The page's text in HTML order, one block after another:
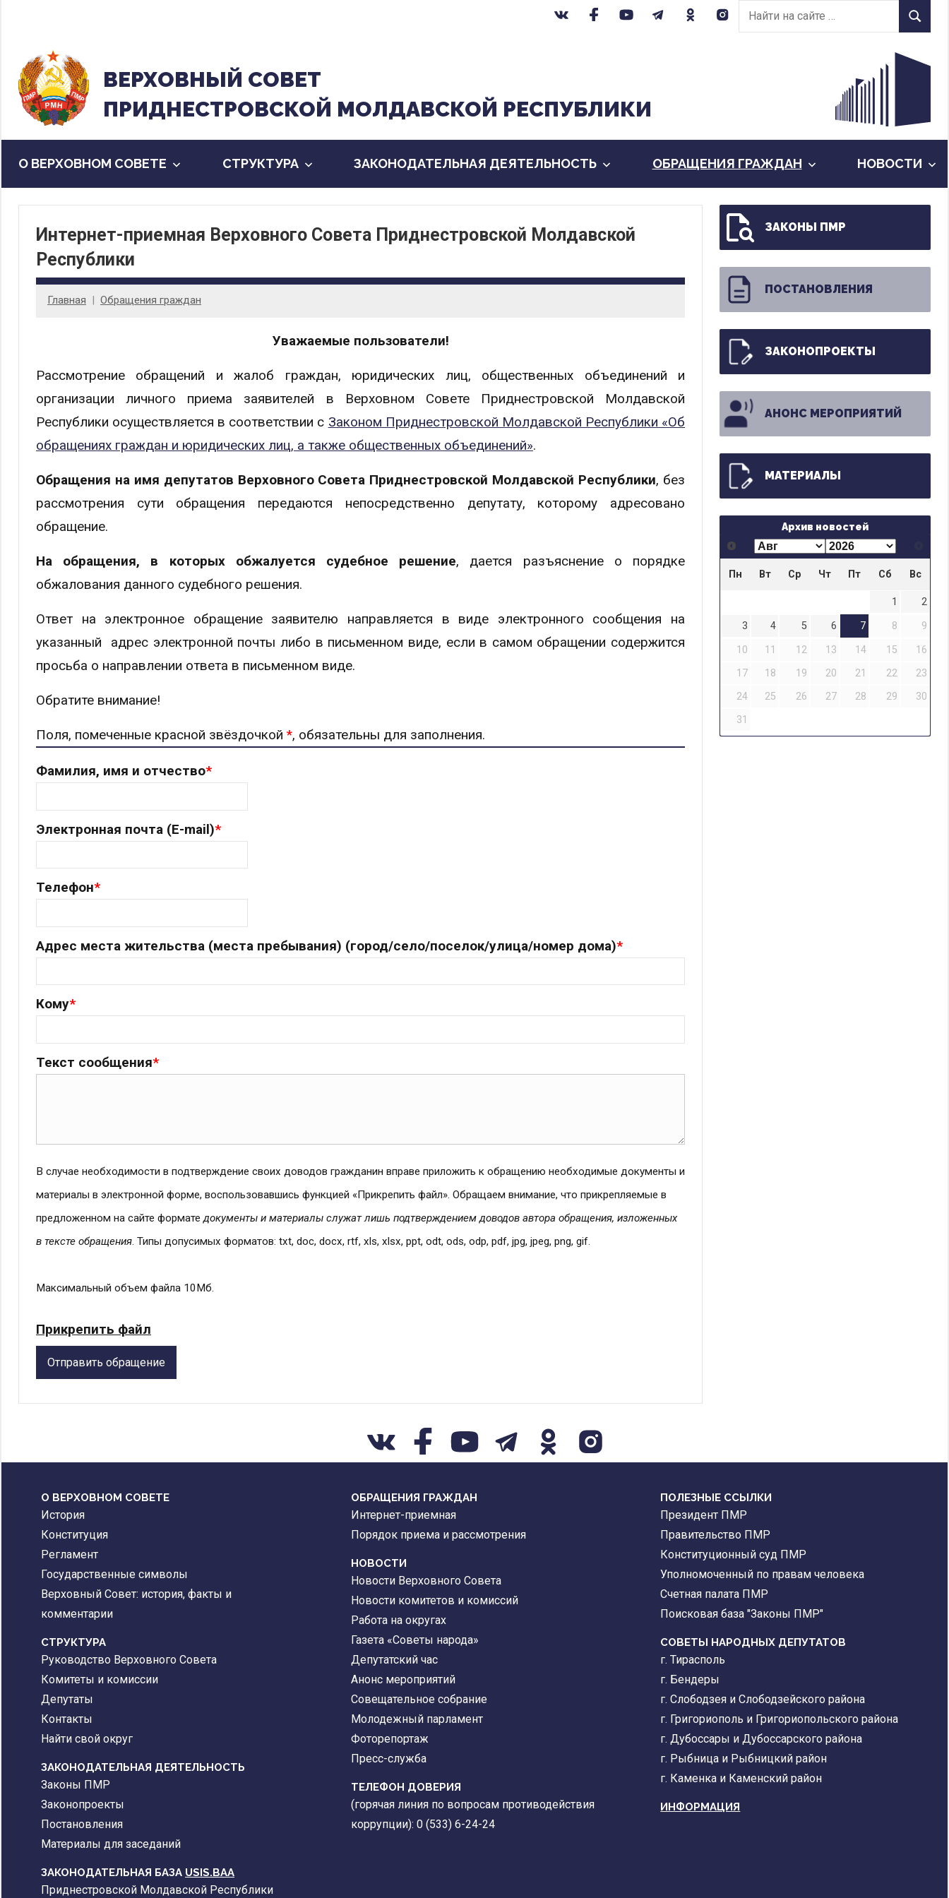
содержанию
Найти
на
Найти
ВЕРХОВНЫЙ CОВЕТ
ПРИДНЕСТРОВСКОЙ МОЛДАВСКОЙ РЕСПУБЛИКИ
О ВЕРХОВНОМ СОВЕТЕ CТРУКТУРА ЗАКОНОДАТЕЛЬНАЯ ДЕЯТЕЛЬНОСТЬ ОБРАЩЕНИЯ ГРАЖДАН НОВОСТИ
Интернет-приемная Верховного Совета Приднестровской Молдавской
Республики
Главная Обращения граждан
Уважаемые пользователи!
Рассмотрение обращений и жалоб граждан, юридических лиц, общественных объединений и
организации личного приема заявителей в Верховном Совете Приднестровской Молдавской
Республики осуществляется в соответствии с Законом Приднестровской Молдавской Республики «Об
обращениях граждан и юридических лиц, а также общественных объединений».
Обращения на имя депутатов Верховного Совета Приднестровской Молдавской Республики, без
рассмотрения сути обращения передаются непосредственно депутату, которому адресовано
обращение.
На обращения, в которых обжалуется судебное решение, дается разъяснение о порядке
обжалования данного судебного решения.
Ответ на электронное обращение заявителю направляется в виде электронного сообщения на
указанный адрес электронной почты либо в письменном виде, если в самом обращении содержится
просьба о направлении ответа в письменном виде.
Обратите внимание!
Поля, помеченные красной звёздочкой *, обязательны для заполнения.
Фамилия, имя и отчество*
Электронная почта (E-mail)*
Телефон*
Адрес места жительства (места пребывания) (город/село/поселок/улица/номер дома)*
Кому*
Текст сообщения*
В случае необходимости в подтверждение своих доводов гражданин вправе приложить к обращению необходимые документы и
материалы в электронной форме, воспользовавшись функцией «Прикрепить файл». Обращаем внимание, что прикрепляемые в
предложенном на сайте форматедокументы и материалы служат лишь подтверждением доводов автора обращения, изложенных
в тексте обращения. Типы допусимых форматов: txt, doc, docx, rtf, xls, xlsx, ppt, odt, ods, odp, pdf, jpg, jpeg, png, gif.
Максимальный объем файла 10Мб.
Прикрепить файл
Отправить обращение
ЗАКОНЫ ПМР
ПОСТАНОВЛЕНИЯ
ЗАКОНОПРОЕКТЫ
АНОНС МЕРОПРИЯТИЙ
МАТЕРИАЛЫ
Архив новостей
Пн Вт Ср Чт Пт Сб Вс
1
2
3
4 5 6 7 8
9
10
11 12 13 14 15
16
17
18 19 20 21 22
23
24
25 26 27 28 29
30
31
О ВЕРХОВНОМ СОВЕТЕ
История
Конституция
Регламент
Государственные символы
Верховный Совет: история, факты и
комментарии
CТРУКТУРА
Руководство Верховного Совета
Комитеты и комиссии
Депутаты
Контакты
Найти свой округ
ЗАКОНОДАТЕЛЬНАЯ ДЕЯТЕЛЬНОСТЬ
Законы ПМР
Законопроекты
Постановления
Материалы для заседаний
ЗАКОНОДАТЕЛЬНАЯ БАЗА USIS.BAA
Приднестровской Молдавской Республики
ОБРАЩЕНИЯ ГРАЖДАН
Интернет-приемная
Порядок приема и рассмотрения
НОВОСТИ
Новости Верховного Совета
Новости комитетов и комиссий
Работа на округах
Газета «Советы народа»
Депутатский час
Анонс мероприятий
Совещательное собрание
Молодежный парламент
Фоторепортаж
Пресс-служба
ТЕЛЕФОН ДОВЕРИЯ
(горячая линия по вопросам противодействия
коррупции): 0 (533) 6-24-24
ПОЛЕЗНЫЕ ССЫЛКИ
Президент ПМР
Правительство ПМР
Конституционный суд ПМР
Уполномоченный по правам человека
Счетная палата ПМР
Поисковая база "Законы ПМР"
СОВЕТЫ НАРОДНЫХ ДЕПУТАТОВ
г. Тирасполь
г. Бендеры
г. Слободзея и Слободзейского района
г. Григориополь и Григориопольского района
г. Дубоссары и Дубоссарского района
г. Рыбница и Рыбницкий район
г. Каменка и Каменский район
ИНФОРМАЦИЯ